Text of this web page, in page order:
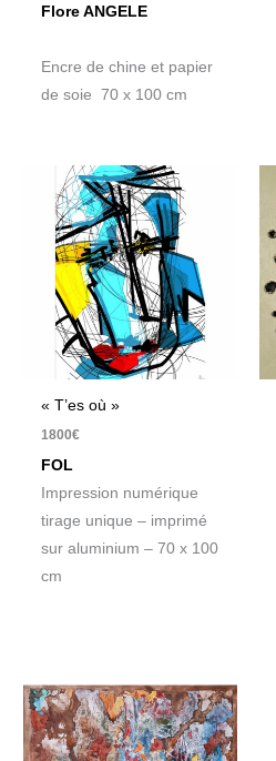
Flore ANGELE
Encre de chine et papier
de soie 70 x 100 cm
« T’es où »
1800€
FOL
Impression numérique
tirage unique – imprimé
sur aluminium – 70 x 100
cm